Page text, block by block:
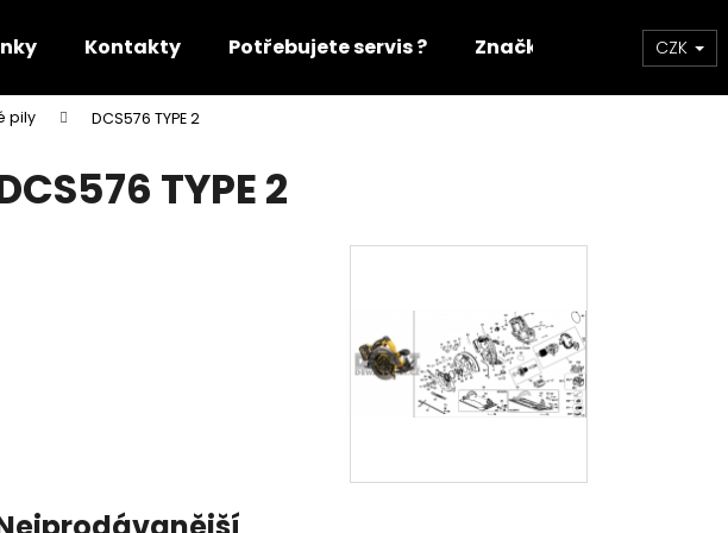
Kontakty Potřebujete servis ? Značky CZK
pily DCS576 TYPE 2
TYPE 2
Co potřebujete najít?